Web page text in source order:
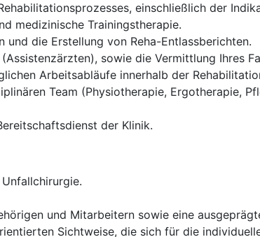
einschließlich der
medizinische Trainingstherapie.
die Erstellung von Reha-Entlassberichten.
sowie die Vermittlung Ihres
Arbeitsabläufe innerhalb der
Team (Physiotherapie, Ergotherapie,
der Klinik.
und Mitarbeitern sowie eine
Sichtweise, die sich für die